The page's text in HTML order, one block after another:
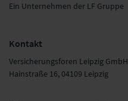
Ein Unternehmen der LF Gruppe
Kontakt
Versicherungsforen Leipzig GmbH
Hainstraße 16, 04109 Leipzig